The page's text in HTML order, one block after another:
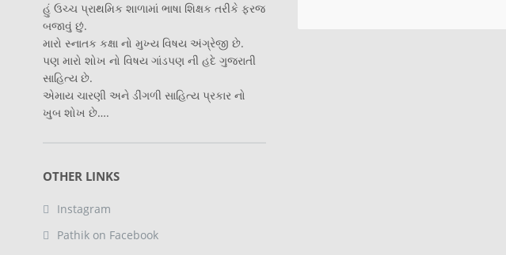
હું ઉચ્ચ પ્રાથમિક શાળામાં ભાષા શિક્ષક તરીકે ફરજ
બજાવું છું.
મારો સ્નાતક કક્ષા નો મુખ્ય વિષય અંગ્રેજી છે.
પણ મારો શોખ નો વિષય ગાંડપણ ની હદે ગુજરાતી
સાહિત્ય છે.
એમાય ચારણી અને ડીંગળી સાહિત્ય પ્રકાર નો
ખુબ શોખ છે….
OTHER LINKS
Instagram
Pathik on Facebook